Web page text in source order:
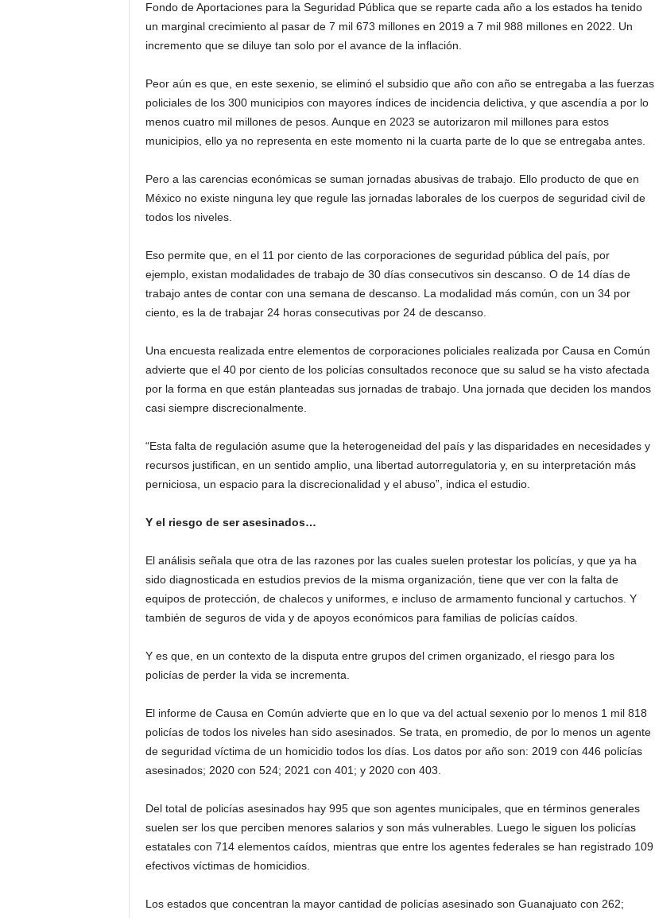
Fondo de Aportaciones para la Seguridad Pública que se reparte cada año a los estados ha tenido
un marginal crecimiento al pasar de 7 mil 673 millones en 2019 a 7 mil 988 millones en 2022. Un
incremento que se diluye tan solo por el avance de la inflación.
Peor aún es que, en este sexenio, se eliminó el subsidio que año con año se entregaba a las fuerzas
policiales de los 300 municipios con mayores índices de incidencia delictiva, y que ascendía a por lo
menos cuatro mil millones de pesos. Aunque en 2023 se autorizaron mil millones para estos
municipios, ello ya no representa en este momento ni la cuarta parte de lo que se entregaba antes.
Pero a las carencias económicas se suman jornadas abusivas de trabajo. Ello producto de que en
México no existe ninguna ley que regule las jornadas laborales de los cuerpos de seguridad civil de
todos los niveles.
Eso permite que, en el 11 por ciento de las corporaciones de seguridad pública del país, por
ejemplo, existan modalidades de trabajo de 30 días consecutivos sin descanso. O de 14 días de
trabajo antes de contar con una semana de descanso. La modalidad más común, con un 34 por
ciento, es la de trabajar 24 horas consecutivas por 24 de descanso.
Una encuesta realizada entre elementos de corporaciones policiales realizada por Causa en Común
advierte que el 40 por ciento de los policías consultados reconoce que su salud se ha visto afectada
por la forma en que están planteadas sus jornadas de trabajo. Una jornada que deciden los mandos
casi siempre discrecionalmente.
“Esta falta de regulación asume que la heterogeneidad del país y las disparidades en necesidades y
recursos justifican, en un sentido amplio, una libertad autorregulatoria y, en su interpretación más
perniciosa, un espacio para la discrecionalidad y el abuso”, indica el estudio.
Y el riesgo de ser asesinados…
El análisis señala que otra de las razones por las cuales suelen protestar los policías, y que ya ha
sido diagnosticada en estudios previos de la misma organización, tiene que ver con la falta de
equipos de protección, de chalecos y uniformes, e incluso de armamento funcional y cartuchos. Y
también de seguros de vida y de apoyos económicos para familias de policías caídos.
Y es que, en un contexto de la disputa entre grupos del crimen organizado, el riesgo para los
policías de perder la vida se incrementa.
El informe de Causa en Común advierte que en lo que va del actual sexenio por lo menos 1 mil 818
policías de todos los niveles han sido asesinados. Se trata, en promedio, de por lo menos un agente
de seguridad víctima de un homicidio todos los días. Los datos por año son: 2019 con 446 policías
asesinados; 2020 con 524; 2021 con 401; y 2020 con 403.
Del total de policías asesinados hay 995 que son agentes municipales, que en términos generales
suelen ser los que perciben menores salarios y son más vulnerables. Luego le siguen los policías
estatales con 714 elementos caídos, mientras que entre los agentes federales se han registrado 109
efectivos víctimas de homicidios.
Los estados que concentran la mayor cantidad de policías asesinado son Guanajuato con 262;